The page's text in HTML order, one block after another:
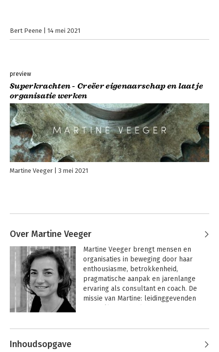
Bert Peene 14 mei 2021
preview
Superkrachten - Creëer eigenaarschap en laat je
organisatie werken
Martine Veeger 3 mei 2021
Over Martine Veeger
Martine Veeger brengt mensen en
organisaties in beweging door haar
enthousiasme, betrokkenheid,
pragmatische aanpak en jarenlange
ervaring als consultant en coach. De
missie van Martine: leidinggevenden
Eigenaarschap bij medewerkers begint
Andere boeken door Martine Veeger
Inhoudsopgave